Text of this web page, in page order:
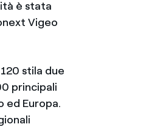
è stata
Vigeo
stila due
principali
ed Europa.